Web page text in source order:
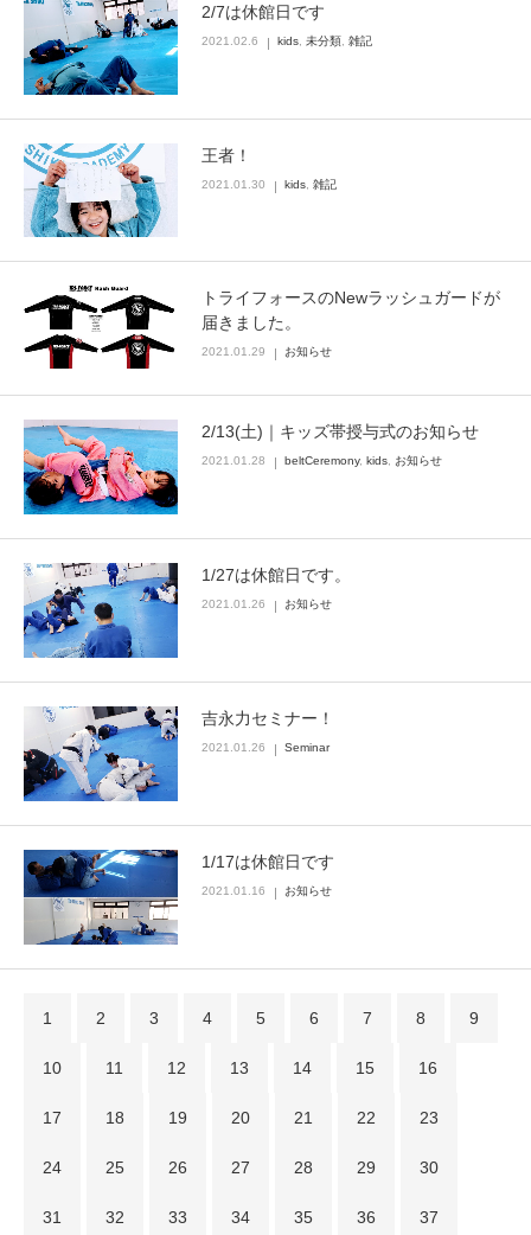
2/7は休館日です
2021.02.6 kids 未分類 雑記
王者！
2021.01.30 kids 雑記
トライフォースのNewラッシュガードが
届きました。
2021.01.29 お知らせ
2/13(土)｜キッズ帯授与式のお知らせ
2021.01.28 beltCeremony, kids, お知らせ
1/27は休館日です。
2021.01.26 お知らせ
吉永力セミナー！
2021.01.26 Seminar
1/17は休館日です
2021.01.16 お知らせ
1 2 3 4 5 6 7 8 9
10 11 12 13 14 15 16
17 18 19 20 21 22 23
24 25 26 27 28 29 30
31 32 33 34 35 36 37